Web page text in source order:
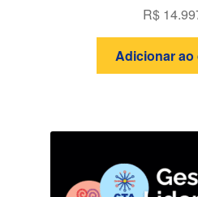
R$
Adicionar ao